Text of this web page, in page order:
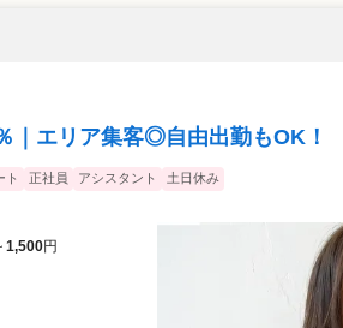
｜エリア集客◎自由出勤もOK！
ト 正社員 アシスタント 土日休み
1,500円